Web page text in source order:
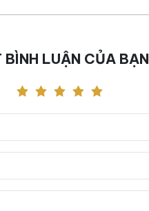
BÌNH LUẬN CỦA BẠN